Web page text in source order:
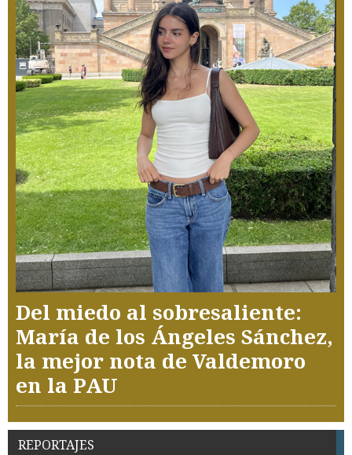
Del miedo al sobresaliente:
María de los Ángeles Sánchez,
la mejor nota de Valdemoro
en la PAU
REPORTAJES